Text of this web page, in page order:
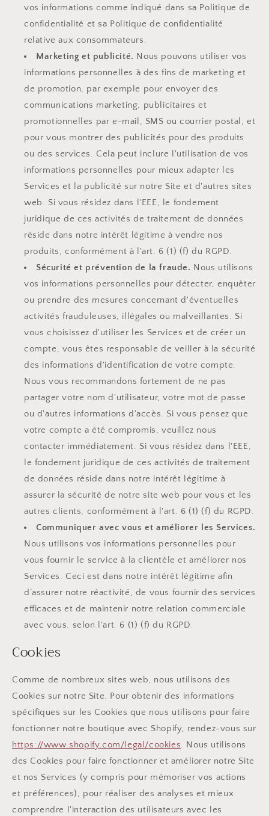
vos informations comme indiqué dans sa Politique de
confidentialité et sa Politique de confidentialité
relative aux consommateurs.
Marketing et publicité. Nous pouvons utiliser vos
informations personnelles à des fins de marketing et
de promotion, par exemple pour envoyer des
communications marketing, publicitaires et
promotionnelles par e-mail, SMS ou courrier postal, et
pour vous montrer des publicités pour des produits
ou des services. Cela peut inclure l'utilisation de vos
informations personnelles pour mieux adapter les
Services et la publicité sur notre Site et d'autres sites
web. Si vous résidez dans l'EEE, le fondement
juridique de ces activités de traitement de données
réside dans notre intérêt légitime à vendre nos
produits, conformément à l'art. 6 (1) (f) du RGPD.
Sécurité et prévention de la fraude. Nous utilisons
vos informations personnelles pour détecter, enquêter
ou prendre des mesures concernant d'éventuelles
activités frauduleuses, illégales ou malveillantes. Si
vous choisissez d'utiliser les Services et de créer un
compte, vous êtes responsable de veiller à la sécurité
des informations d'identification de votre compte.
Nous vous recommandons fortement de ne pas
partager votre nom d'utilisateur, votre mot de passe
ou d'autres informations d'accès. Si vous pensez que
votre compte a été compromis, veuillez nous
contacter immédiatement. Si vous résidez dans l'EEE,
le fondement juridique de ces activités de traitement
de données réside dans notre intérêt légitime à
assurer la sécurité de notre site web pour vous et les
autres clients, conformément à l'art. 6 (1) (f) du RGPD.
Communiquer avec vous et améliorer les Services.
Nous utilisons vos informations personnelles pour
vous fournir le service à la clientèle et améliorer nos
Services. Ceci est dans notre intérêt légitime afin
d’assurer notre réactivité, de vous fournir des services
efficaces et de maintenir notre relation commerciale
avec vous. selon l'art. 6 (1) (f) du RGPD.
Cookies
Comme de nombreux sites web, nous utilisons des
Cookies sur notre Site. Pour obtenir des informations
spécifiques sur les Cookies que nous utilisons pour faire
fonctionner notre boutique avec Shopify, rendez-vous sur
https://www.shopify.com/legal/cookies. Nous utilisons
des Cookies pour faire fonctionner et améliorer notre Site
et nos Services (y compris pour mémoriser vos actions
et préférences), pour réaliser des analyses et mieux
comprendre l'interaction des utilisateurs avec les